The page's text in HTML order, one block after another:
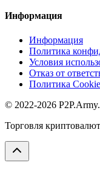
Информация
Информация
Политика
Условия
Отказ от
Политика
© 2022-2026
Торговля